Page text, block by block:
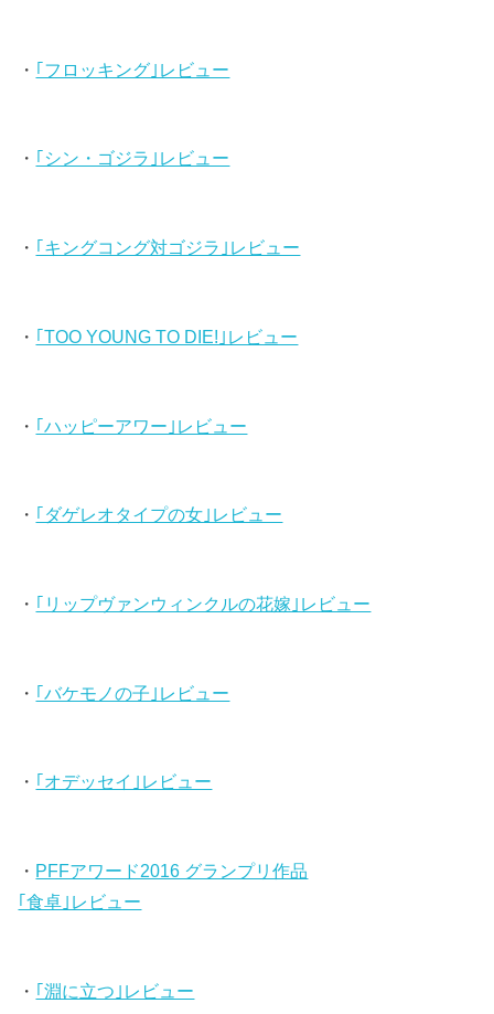
・ ｢フロッキング｣レビュー
・ ｢シン・ゴジラ｣レビュー
・ ｢キングコング対ゴジラ｣レビュー
・ ｢TOO YOUNG TO DIE!｣レビュー
・ ｢ハッピーアワー｣レビュー
・ ｢ダゲレオタイプの女｣レビュー
・ ｢リップヴァンウィンクルの花嫁｣レビュー
・ ｢バケモノの子｣レビュー
・ ｢オデッセイ｣レビュー
・ PFFアワード2016 グランプリ作品
｢食卓｣レビュー
・ ｢淵に立つ｣レビュー